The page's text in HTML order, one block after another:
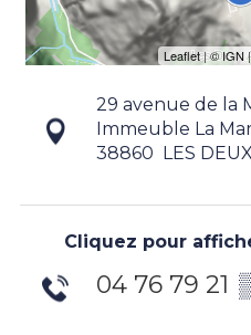
29 avenue de la
Immeuble La
38860
LES
Cliquez pour
04 76 79 21